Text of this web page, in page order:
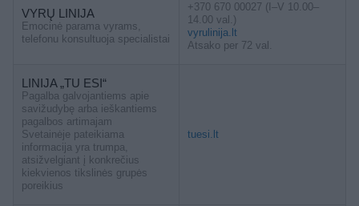
VYRŲ LINIJA
Emocinė parama vyrams,
telefonu konsultuoja specialistai
+370 670 00027 (I–V 10.00–
14.00 val.)
vyrulinija.lt
Atsako per 72 val.
LINIJA „TU ESI“
Pagalba galvojantiems apie
savižudybę arba ieškantiems
pagalbos artimajam
Svetainėje pateikiama
informacija yra trumpa,
atsižvelgiant į konkrečius
kiekvienos tikslinės grupės
poreikius
tuesi.lt